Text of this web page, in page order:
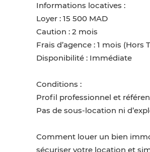
Informations locatives :
Loyer : 15 500 MAD
Caution : 2 mois
Frais d’agence : 1 mois (Hors
Disponibilité : Immédiate
Conditions :
Profil professionnel et
Pas de sous-location ni
Comment louer un bien
sécuriser votre location et